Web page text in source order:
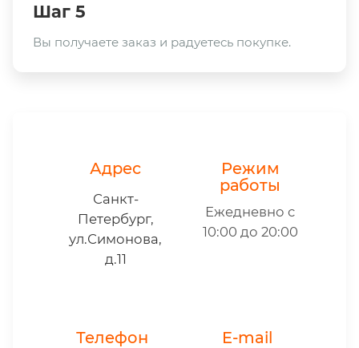
Шаг 5
Вы получаете заказ и радуетесь покупке.
Адрес
Санкт-
Петербург,
ул.Симонова,
д.11
Режим
работы
Ежедневно с
10:00 до 20:00
Телефон E-mail